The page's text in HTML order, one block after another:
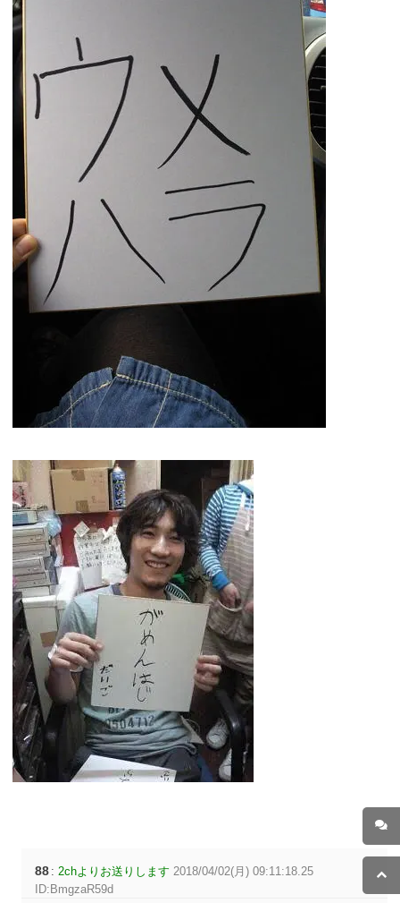
88 : 2chよりお送りします 2018/04/02(月) 09:11:18.25
ID:BmgzaR59d